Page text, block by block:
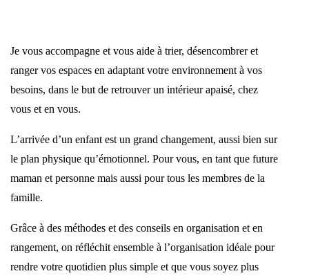
Je vous accompagne et vous aide à trier, désencombrer et
ranger vos espaces en adaptant votre environnement à vos
besoins, dans le but de retrouver un intérieur apaisé, chez
vous et en vous.
L’arrivée d’un enfant est un grand changement, aussi bien sur
le plan physique qu’émotionnel. Pour vous, en tant que future
maman et personne mais aussi pour tous les membres de la
famille.
Grâce à des méthodes et des conseils en organisation et en
rangement, on réfléchit ensemble à l’organisation idéale pour
rendre votre quotidien plus simple et que vous soyez plus